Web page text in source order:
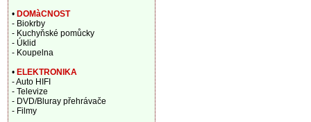
• DOMàCNOST
- Biokrby
- Kuchyňské pomůcky
- Úklid
- Koupelna
• ELEKTRONIKA
- Auto HIFI
- Televize
- DVD/Bluray přehrávače
- Filmy